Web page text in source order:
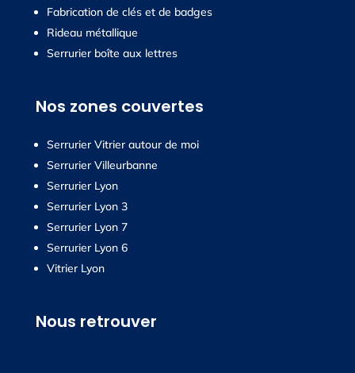
Fabrication de clés et de badges
Rideau métallique
Serrurier boîte aux lettres
Nos zones couvertes
Serrurier Vitrier autour de moi
Serrurier Villeurbanne
Serrurier Lyon
Serrurier Lyon 3
Serrurier Lyon 7
Serrurier Lyon 6
Vitrier Lyon
Nous retrouver